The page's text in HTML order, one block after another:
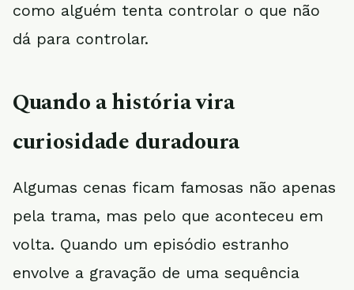
como alguém tenta controlar o que não
dá para controlar.
Quando a história vira
curiosidade duradoura
Algumas cenas ficam famosas não apenas
pela trama, mas pelo que aconteceu em
volta. Quando um episódio estranho
envolve a gravação de uma sequência